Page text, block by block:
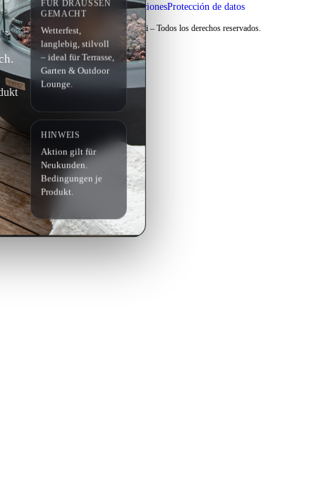
Términos y condicionesProtección de datos
Copyright © 2026 Elementi – Todos los derechos reservados.
FÜR DRAUSSEN G
EMACHT
Wetterfest,
langlebig, stilvoll
– ideal für Terrasse,
Garten & Outdoor
Lounge.
HINWEIS
Aktion gilt für
Neukunden.
Bedingungen je
Produkt.